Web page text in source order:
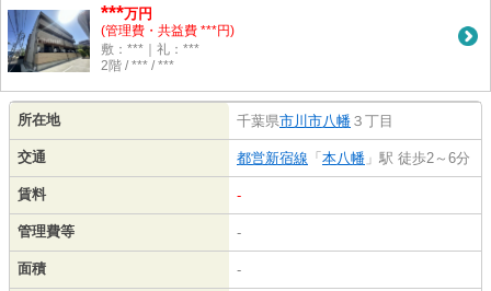
***万円
(管理費・共益費 ***円)
敷：***｜礼：***
2階 / *** / ***
所在地 千葉県市川市八幡 ３丁目
交通 都営新宿線 「 本八幡 」駅 徒歩2～6分
賃料 -
管理費等 -
面積 -